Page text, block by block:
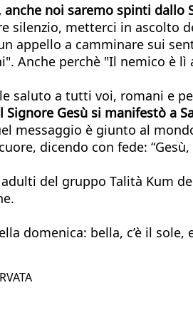
anche noi saremo spinti
silenzio, metterci in ascolto
appello a camminare sui
Anche perchè "Il nemico è
saluto a tutti voi, romani e
Signore Gesù si manifestò a
messaggio è giunto al
dicendo con fede: “Gesù,
del gruppo Talità Kum
domenica: bella, c’è il